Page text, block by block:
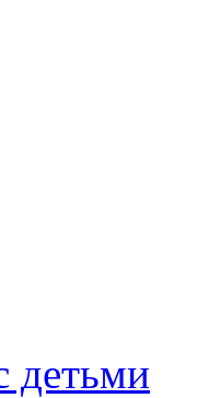
детьми